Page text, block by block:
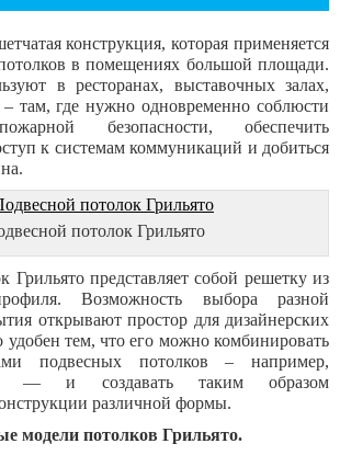
конструкция, которая применяется
в помещениях большой площади.
в ресторанах, выставочных залах,
– там, где нужно одновременно соблюсти
безопасности, обеспечить
к системам коммуникаций и добиться
потолок Грильято
Грильято представляет собой решетку из
Возможность выбора разной
открывают простор для дизайнерских
удобен тем, что его можно комбинировать
подвесных потолков – например,
— и создавать таким образом
различной формы.
модели потолков Грильято.